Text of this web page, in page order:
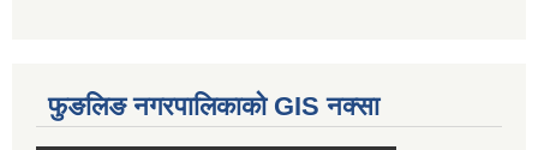
फुङलिङ नगरपालिकाको GIS नक्सा